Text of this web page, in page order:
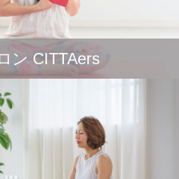
ン CITTAers